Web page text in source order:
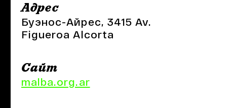
Адрес
Буэнос-Айрес, 3415 Av.
Figueroa Alcorta
Сайт
malba.org.ar